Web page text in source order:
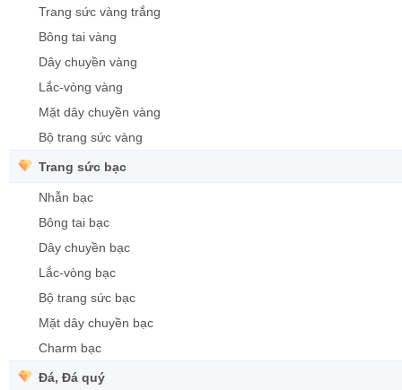
Trang sức vàng trắng
Bông tai vàng
Dây chuyền vàng
Lắc-vòng vàng
Mặt dây chuyền vàng
Bộ trang sức vàng
Trang sức bạc
Nhẫn bạc
Bông tai bạc
Dây chuyền bạc
Lắc-vòng bạc
Bộ trang sức bạc
Mặt dây chuyền bạc
Charm bạc
Đá, Đá quý